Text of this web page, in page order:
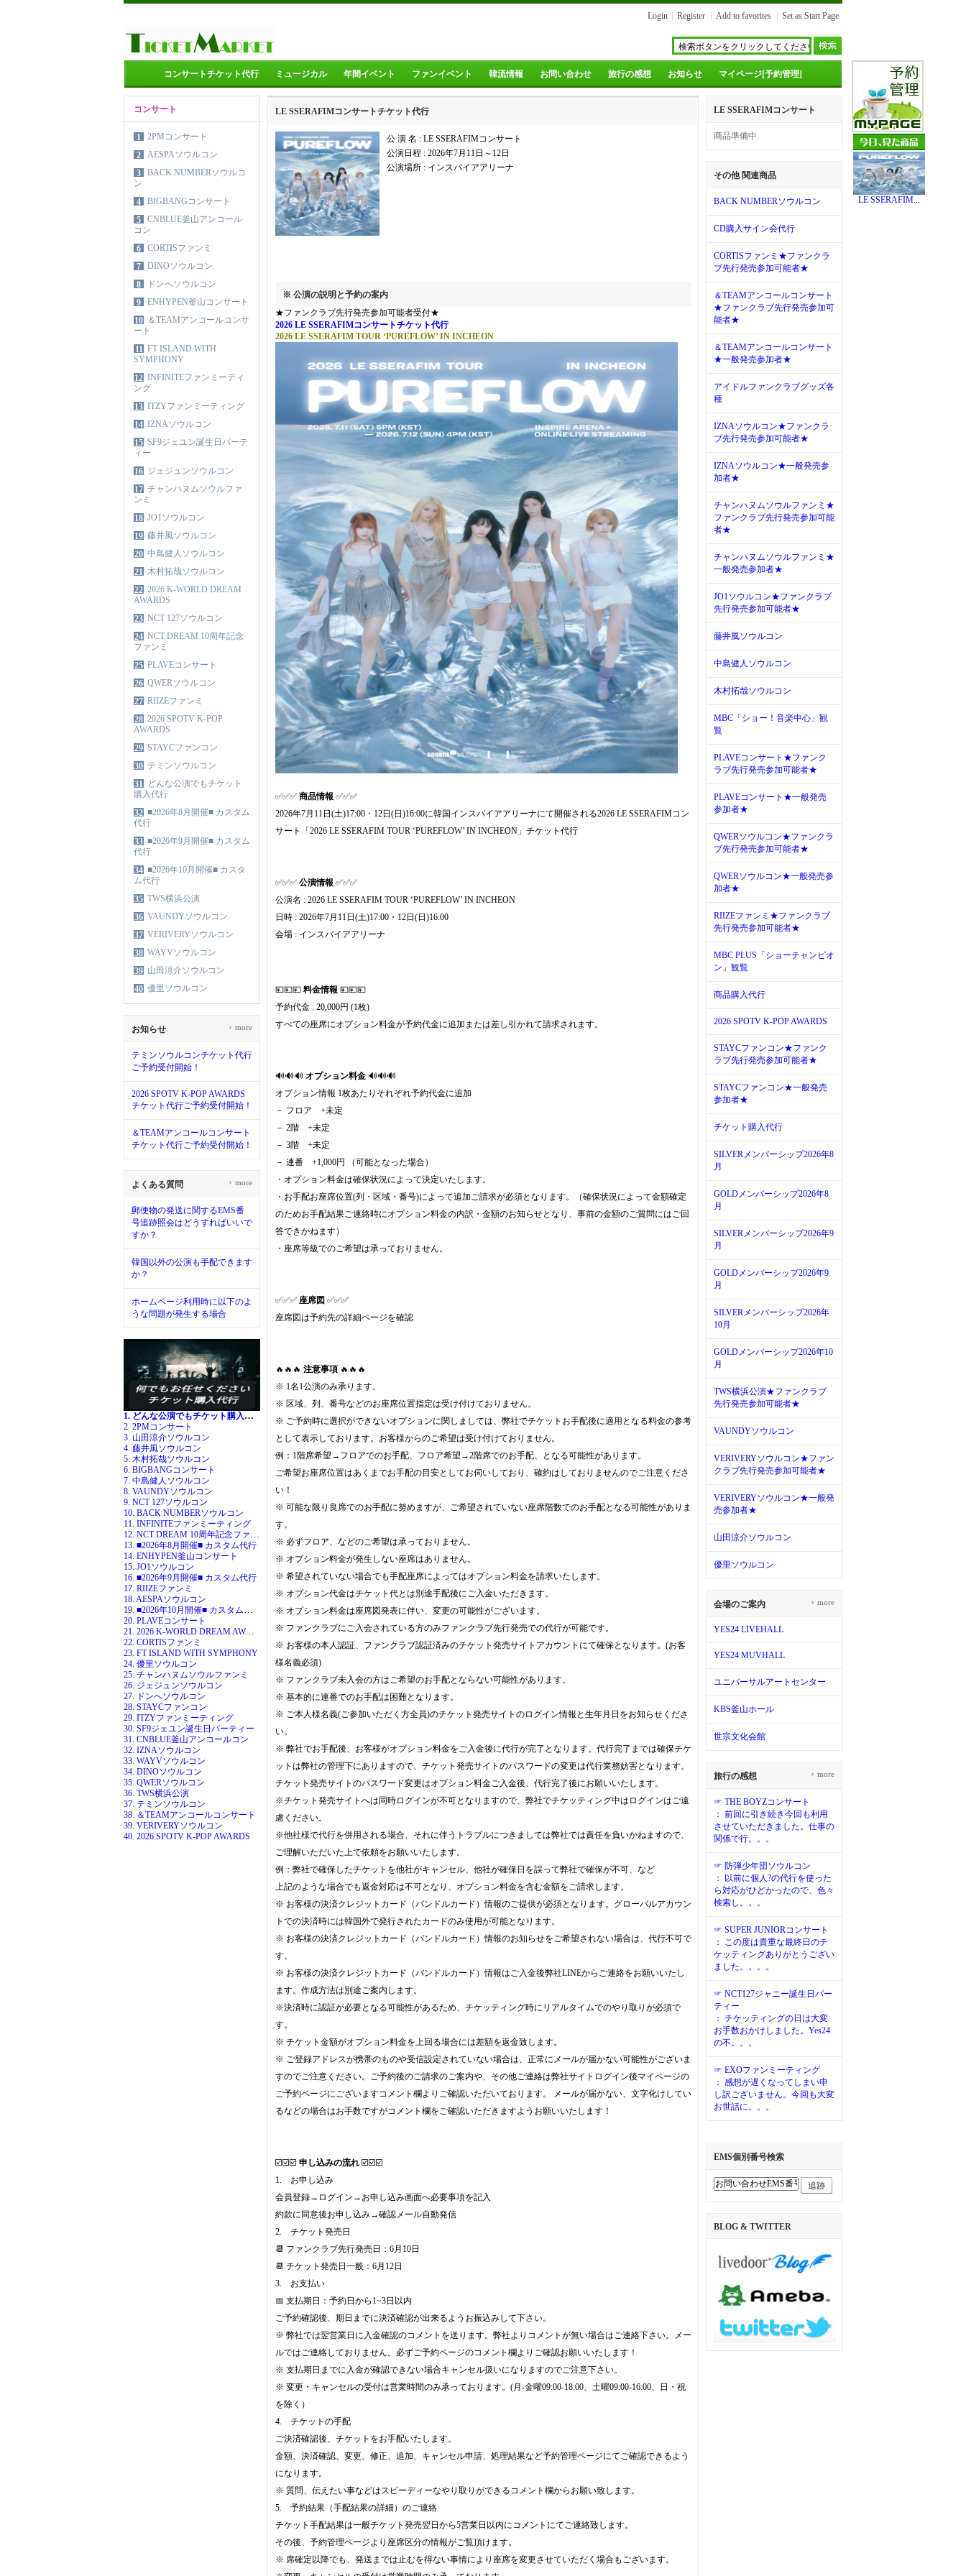
Login Register Add to favorites Set as Start Page
コンサートチケット代行 ミュージカル 年間イベント ファンイベント 韓流情報 お問い合わせ 旅行の感想 お知らせ マイページ[予約管理]
コンサート
1
2PMコンサート
2
AESPAソウルコン
3
BACK NUMBERソウルコ
ン
4
BIGBANGコンサート
5
CNBLUE釜山アンコール
コン
6
CORTISファンミ
7
DINOソウルコン
8
ドンへソウルコン
9
ENHYPEN釜山コンサート
10 ＆TEAMアンコールコンサ
ート
11 FT ISLAND WITH
SYMPHONY
12 INFINITEファンミーティ
ング
13 ITZYファンミーティング
14 IZNAソウルコン
15 SF9ジェユン誕生日パーテ
ィー
16 ジェジュンソウルコン
17 チャンハヌムソウルファ
ンミ
18 JO1ソウルコン
19 藤井風ソウルコン
20 中島健人ソウルコン
21 木村拓哉ソウルコン
22 2026 K-WORLD DREAM
AWARDS
23 NCT 127ソウルコン
24 NCT DREAM 10周年記念
ファンミ
25 PLAVEコンサート
26 QWERソウルコン
27 RIIZEファンミ
28 2026 SPOTV K-POP
AWARDS
29 STAYCファンコン
30 テミンソウルコン
31 どんな公演でもチケット
購入代行
32 ■2026年8月開催■ カスタム
代行
33 ■2026年9月開催■ カスタム
代行
34 ■2026年10月開催■ カスタ
ム代行
35 TWS横浜公演
36 VAUNDYソウルコン
37 VERIVERYソウルコン
38 WAYVソウルコン
39 山田涼介ソウルコン
40 優里ソウルコン
お知らせ
テミンソウルコンチケット代行
ご予約受付開始！
2026 SPOTV K-POP AWARDS
チケット代行ご予約受付開始！
＆TEAMアンコールコンサート
チケット代行ご予約受付開始！
› more
よくある質問
郵便物の発送に関するEMS番
号追跡照会はどうすればいいで
すか？
韓国以外の公演も手配できます
か？
ホームページ利用時に以下のよ
うな問題が発生する場合
› more
1. どんな公演でもチケット購入代行
2. 2PMコンサート
3. 山田涼介ソウルコン
4. 藤井風ソウルコン
5. 木村拓哉ソウルコン
6. BIGBANGコンサート
7. 中島健人ソウルコン
8. VAUNDYソウルコン
9. NCT 127ソウルコン
10. BACK NUMBERソウルコン
11. INFINITEファンミーティング
12. NCT DREAM 10周年記念ファンミ
13. ■2026年8月開催■ カスタム代行
14. ENHYPEN釜山コンサート
15. JO1ソウルコン
16. ■2026年9月開催■ カスタム代行
17. RIIZEファンミ
18. AESPAソウルコン
19. ■2026年10月開催■ カスタム代行
20. PLAVEコンサート
21. 2026 K-WORLD DREAM AWARDS
22. CORTISファンミ
23. FT ISLAND WITH SYMPHONY
24. 優里ソウルコン
25. チャンハヌムソウルファンミ
26. ジェジュンソウルコン
27. ドンへソウルコン
28. STAYCファンコン
29. ITZYファンミーティング
30. SF9ジェユン誕生日パーティー
31. CNBLUE釜山アンコールコン
32. IZNAソウルコン
33. WAYVソウルコン
34. DINOソウルコン
35. QWERソウルコン
36. TWS横浜公演
37. テミンソウルコン
38. ＆TEAMアンコールコンサート
39. VERIVERYソウルコン
40. 2026 SPOTV K-POP AWARDS
LE SSERAFIMコンサートチケット代行
公 演 名 : LE SSERAFIMコンサート
公演日程 : 2026年7月11日～12日
公演場所 : インスパイアアリーナ
※ 公演の説明と予約の案内
★ファンクラブ先行発売参加可能者受付★
2026 LE SSERAFIMコンサートチケット代行
2026 LE SSERAFIM TOUR ‘PUREFLOW’ IN INCHEON
✅✅✅ 商品情報 ✅✅✅
2026年7月11日(土)17:00・12日(日)16:00に韓国インスパイアアリーナにて開催される2026 LE SSERAFIMコン
サート「2026 LE SSERAFIM TOUR ‘PUREFLOW’ IN INCHEON」チケット代行
✅✅✅ 公演情報 ✅✅✅
公演名 : 2026 LE SSERAFIM TOUR ‘PUREFLOW’ IN INCHEON
日時 : 2026年7月11日(土)17:00・12日(日)16:00
会場 : インスパイアアリーナ
💴💴💴 料金情報 💴💴💴
予約代金 : 20,000円 (1枚)
すべての座席にオプション料金が予約代金に追加または差し引かれて請求されます。
🔊🔊🔊 オプション料金 🔊🔊🔊
オプション情報 1枚あたりそれぞれ予約代金に追加
－ フロア +未定
－ 2階 +未定
－ 3階 +未定
－ 連番 +1,000円 （可能となった場合）
・オプション料金は確保状況によって決定いたします。
・お手配お座席位置(列・区域・番号)によって追加ご請求が必須となります。（確保状況によって金額確定
のためお手配結果ご連絡時にオプション料金の内訳・金額のお知らせとなり、事前の金額のご質問にはご回
答できかねます）
・座席等級でのご希望は承っておりません。
✅✅✅ 座席図 ✅✅✅
座席図は予約先の詳細ページを確認
🔥🔥🔥 注意事項 🔥🔥🔥
※ 1名1公演のみ承ります。
※ 区域、列、番号などのお座席位置指定は受け付けておりません。
※ ご予約時に選択ができないオプションに関しましては、弊社でチケットお手配後に適用となる料金の参考
として表示しております。お客様からのご希望は受け付けておりません。
例：1階席希望→フロアでのお手配、フロア希望→2階席でのお手配、となる可能性があります。
ご希望お座席位置はあくまでお手配の目安としてお伺いしており、確約はしておりませんのでご注意くださ
い！
※ 可能な限り良席でのお手配に努めますが、ご希望されていない座席階数でのお手配となる可能性がありま
す。
※ 必ずフロア、などのご希望は承っておりません。
※ オプション料金が発生しない座席はありません。
※ 希望されていない場合でも手配座席によってはオプション料金を請求いたします。
※ オプション代金はチケット代とは別途手配後にご入金いただきます。
※ オプション料金は座席図発表に伴い、変更の可能性がございます。
※ ファンクラブにご入会されている方のみファンクラブ先行発売での代行が可能です。
※ お客様の本人認証、ファンクラブ認証済みのチケット発売サイトアカウントにて確保となります。(お客
様名義必須)
※ ファンクラブ未入会の方はご希望のお手配とならない可能性があります。
※ 基本的に連番でのお手配は困難となります。
※ ご本人様名義(ご参加いただく方全員)のチケット発売サイトのログイン情報と生年月日をお知らせくださ
い。
※ 弊社でお手配後、お客様がオプション料金をご入金後に代行が完了となります。代行完了までは確保チケ
ットは弊社の管理下にありますので、チケット発売サイトのパスワードの変更は代行業務妨害となります。
チケット発売サイトのパスワード変更はオプション料金ご入金後、代行完了後にお願いいたします。
※チケット発売サイトへは同時ログインが不可となりますので、弊社でチケッティング中はログインはご遠
慮ください。
※他社様で代行を併用される場合、それに伴うトラブルにつきましては弊社では責任を負いかねますので、
ご理解いただいた上で依頼をお願いいたします。
例：弊社で確保したチケットを他社がキャンセル、他社が確保日を誤って弊社で確保が不可、など
上記のような場合でも返金対応は不可となり、オプション料金を含む金額をご請求します。
※ お客様の決済クレジットカード（バンドルカード）情報のご提供が必須となります。グローバルアカウン
トでの決済時には韓国外で発行されたカードのみ使用が可能となります。
※ お客様の決済クレジットカード（バンドルカード）情報のお知らせをご希望されない場合は、代行不可で
す。
※ お客様の決済クレジットカード（バンドルカード）情報はご入金後弊社LINEからご連絡をお願いいたし
ます。作成方法は別途ご案内します。
※決済時に認証が必要となる可能性があるため、チケッティング時にリアルタイムでのやり取りが必須で
す。
※ チケット金額がオプション料金を上回る場合には差額を返金致します。
※ ご登録アドレスが携帯のものや受信設定されていない場合は、正常にメールが届かない可能性がございま
すのでご注意ください。ご予約後のご請求のご案内や、その他ご連絡は弊社サイトログイン後マイページの
ご予約ページにございますコメント欄よりご確認いただいております。 メールが届かない、文字化けしてい
るなどの場合はお手数ですがコメント欄をご確認いただきますようお願いいたします！
☑️☑️☑️ 申し込みの流れ ☑️☑️☑️
1. お申し込み
会員登録→ログイン→お申し込み画面へ必要事項を記入
約款に同意後お申し込み→確認メール自動発信
2. チケット発売日
📆 ファンクラブ先行発売日：6月10日
📆 チケット発売日一般：6月12日
3. お支払い
📅 支払期日：予約日から1~3日以内
ご予約確認後、期日までに決済確認が出来るようお振込みして下さい。
※ 弊社では翌営業日に入金確認のコメントを送ります。弊社よりコメントが無い場合はご連絡下さい。メー
ルではご連絡しておりません。必ずご予約ページのコメント欄よりご確認お願いいたします！
※ 支払期日までに入金が確認できない場合キャンセル扱いになりますのでご注意下さい。
※ 変更・キャンセルの受付は営業時間のみ承っております。(月-金曜09:00-18:00、土曜09:00-16:00、日・祝
を除く）
4. チケットの手配
ご決済確認後、チケットをお手配いたします。
金額、決済確認、変更、修正、追加、キャンセル申請、処理結果など予約管理ページにてご確認できるよう
になります。
※ 質問、伝えたい事などはスピーディーなやり取りができるコメント欄からお願い致します。
5. 予約結果（手配結果の詳細）のご連絡
チケット手配結果は一般チケット発売翌日から5営業日以内にコメントにてご連絡致します。
その後、予約管理ページより座席区分の情報がご覧頂けます。
※ 席確定以降でも、発送までは止むを得ない事情により座席を変更させていただく場合もございます。
LE SSERAFIMコンサート
商品準備中
その他 関連商品
BACK NUMBERソウルコン
CD購入サイン会代行
CORTISファンミ★ファンクラ
ブ先行発売参加可能者★
＆TEAMアンコールコンサート
★ファンクラブ先行発売参加可
能者★
＆TEAMアンコールコンサート
★一般発売参加者★
アイドルファンクラブグッズ各
種
IZNAソウルコン★ファンクラ
ブ先行発売参加可能者★
IZNAソウルコン★一般発売参
加者★
チャンハヌムソウルファンミ★
ファンクラブ先行発売参加可能
者★
チャンハヌムソウルファンミ★
一般発売参加者★
JO1ソウルコン★ファンクラブ
先行発売参加可能者★
藤井風ソウルコン
中島健人ソウルコン
木村拓哉ソウルコン
MBC「ショー！音楽中心」観
覧
PLAVEコンサート★ファンク
ラブ先行発売参加可能者★
PLAVEコンサート★一般発売
参加者★
QWERソウルコン★ファンクラ
ブ先行発売参加可能者★
QWERソウルコン★一般発売参
加者★
RIIZEファンミ★ファンクラブ
先行発売参加可能者★
MBC PLUS「ショーチャンピオ
ン」観覧
商品購入代行
2026 SPOTV K-POP AWARDS
STAYCファンコン★ファンク
ラブ先行発売参加可能者★
STAYCファンコン★一般発売
参加者★
チケット購入代行
SILVERメンバーシップ2026年8
月
GOLDメンバーシップ2026年8
月
SILVERメンバーシップ2026年9
月
GOLDメンバーシップ2026年9
月
SILVERメンバーシップ2026年
10月
GOLDメンバーシップ2026年10
月
TWS横浜公演★ファンクラブ
先行発売参加可能者★
VAUNDYソウルコン
VERIVERYソウルコン★ファン
クラブ先行発売参加可能者★
VERIVERYソウルコン★一般発
売参加者★
山田涼介ソウルコン
優里ソウルコン
会場のご案内
YES24 LIVEHALL
YES24 MUVHALL
ユニバーサルアートセンター
KBS釜山ホール
世宗文化会館
› more
旅行の感想
☞ THE BOYZコンサート
： 前回に引き続き今回も利用
させていただきました。仕事の
関係で行。。。
☞ 防弾少年団ソウルコン
： 以前に個人?の代行を使った
ら対応がひどかったので、色々
検索し。。。
☞ SUPER JUNIORコンサート
： この度は貴重な最終日のチ
ケッティングありがとうござい
ました。。。。
☞ NCT127ジャニー誕生日パー
ティー
： チケッティングの日は大変
お手数おかけしました。Yes24
の不。。。
☞ EXOファンミーティング
： 感想が遅くなってしまい申
し訳ございません。今回も大変
お世話に。。。
› more
EMS個別番号検索
追跡
BLOG & TWITTER
LE SSERAFIM...